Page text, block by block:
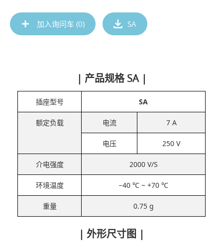
加入询问车 (0) SA
| 产品规格 SA |
插座型号 SA
额定负载 电流 7 A
电压 250 V
介电强度 2000 V/S
环境温度 −40 ℃ ~ +70 ℃
重量 0.75 g
| 外形尺寸图 |